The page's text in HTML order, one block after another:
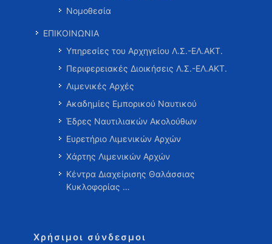
Νομοθεσία
ΕΠΙΚΟΙΝΩΝΙΑ
Υπηρεσίες του Αρχηγείου Λ.Σ.-ΕΛ.ΑΚΤ.
Περιφερειακές Διοικήσεις Λ.Σ.-ΕΛ.ΑΚΤ.
Λιμενικές Αρχές
Ακαδημίες Εμπορικού Ναυτικού
Έδρες Ναυτιλιακών Ακολούθων
Ευρετήριο Λιμενικών Αρχών
Χάρτης Λιμενικών Αρχών
Κέντρα Διαχείρισης Θαλάσσιας
Κυκλοφορίας …
Χρήσιμοι σύνδεσμοι